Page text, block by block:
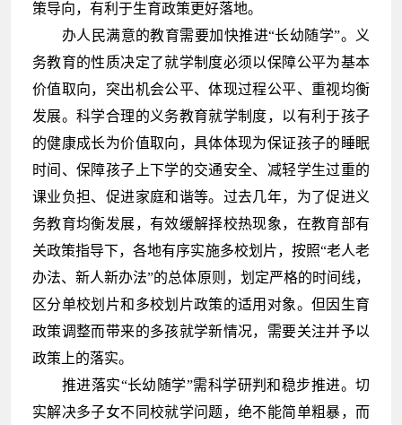
策导向，有利于生育政策更好落地。
办人民满意的教育需要加快推进“长幼随学”。义
务教育的性质决定了就学制度必须以保障公平为基本
价值取向，突出机会公平、体现过程公平、重视均衡
发展。科学合理的义务教育就学制度，以有利于孩子
的健康成长为价值取向，具体体现为保证孩子的睡眠
时间、保障孩子上下学的交通安全、减轻学生过重的
课业负担、促进家庭和谐等。过去几年，为了促进义
务教育均衡发展，有效缓解择校热现象，在教育部有
关政策指导下，各地有序实施多校划片，按照“老人老
办法、新人新办法”的总体原则，划定严格的时间线，
区分单校划片和多校划片政策的适用对象。但因生育
政策调整而带来的多孩就学新情况，需要关注并予以
政策上的落实。
推进落实“长幼随学”需科学研判和稳步推进。切
实解决多子女不同校就学问题，绝不能简单粗暴，而